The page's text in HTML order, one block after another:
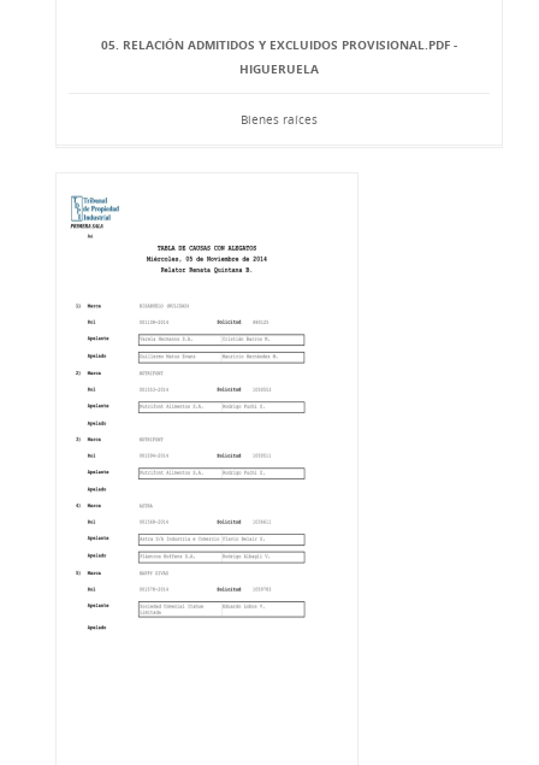
05. RELACIÓN ADMITIDOS Y EXCLUIDOS PROVISIONAL.PDF -
HIGUERUELA
Bienes raíces